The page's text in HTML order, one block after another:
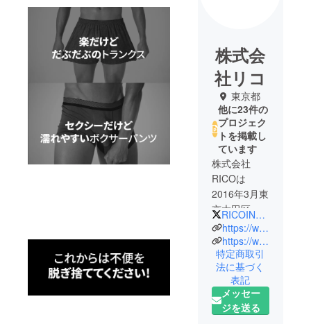
株式会
社リコ
東京都
他に23件の
プロジェク
トを掲載し
ています
株式会社
RICOは
2016年3月東
京大田区に
設立されて
韓国,中国,東
南アジア中
心に貿易,輸
出入・流
通・販売を
しており 多
RICOINC01
https://www.facebook.com/ricoinc1
https://www.instagram.com/ricoinc1/
特定商取引
法に基づく
表記
メッセー
ジを送る